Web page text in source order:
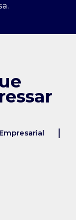
Empresarial